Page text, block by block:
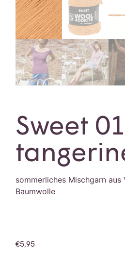
Sweet
sommerliches Mischgarn aus
Baumwolle
€5,95